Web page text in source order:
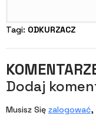
Tagi: ODKURZACZ
Dodaj
Musisz Się zalogować,